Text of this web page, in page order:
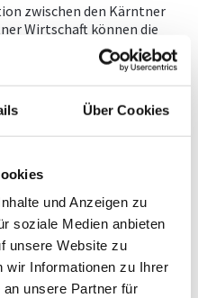
Über Cookies
und Anzeigen zu
soziale Medien anbieten
unsere Website zu
wir Informationen zu Ihrer
unsere Partner für
zwischen den Kärntner
Wirtschaft können die
Dass es
ums "Hineinschnuppern"
uns wirklich tolle
haben umsetzbare
Informations- und
und Gewerbe,
Schönegger, Vorstand
Arbeiten wurden zehn
in die Umsetzungsphase